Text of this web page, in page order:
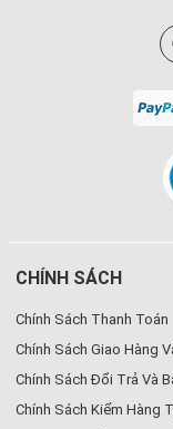
CHÍNH SÁCH
Chính Sách Thanh Toán
Chính Sách Giao Hàng
Chính Sách Đổi Trả Và
Chính Sách Kiểm Hàng